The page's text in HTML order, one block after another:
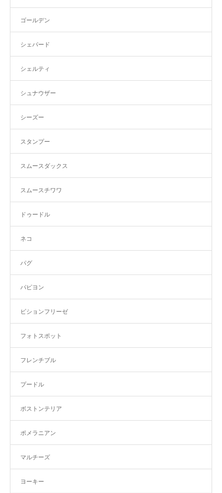
ゴールデン
シェパード
シェルティ
シュナウザー
シーズー
スタンプー
スムースダックス
スムースチワワ
ドゥードル
ネコ
パグ
パピヨン
ビションフリーゼ
フォトスポット
フレンチブル
プードル
ボストンテリア
ポメラニアン
マルチーズ
ヨーキー